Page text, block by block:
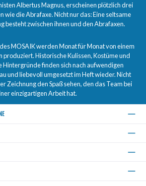
Albertus Magnus, erscheinen plötzlich drei
wie die Abrafaxe. Nicht nur das: Eine seltsame
besteht zwischen ihnen und den Abrafaxen.
MOSAIK werden Monat für Monat von einem
produziert. Historische Kulissen, Kostüme und
Hintergründe finden sich nach aufwendigen
und liebevoll umgesetzt im Heft wieder. Nicht
Zeichnung den Spaß sehen, den das Team bei
einzigartigen Arbeit hat.